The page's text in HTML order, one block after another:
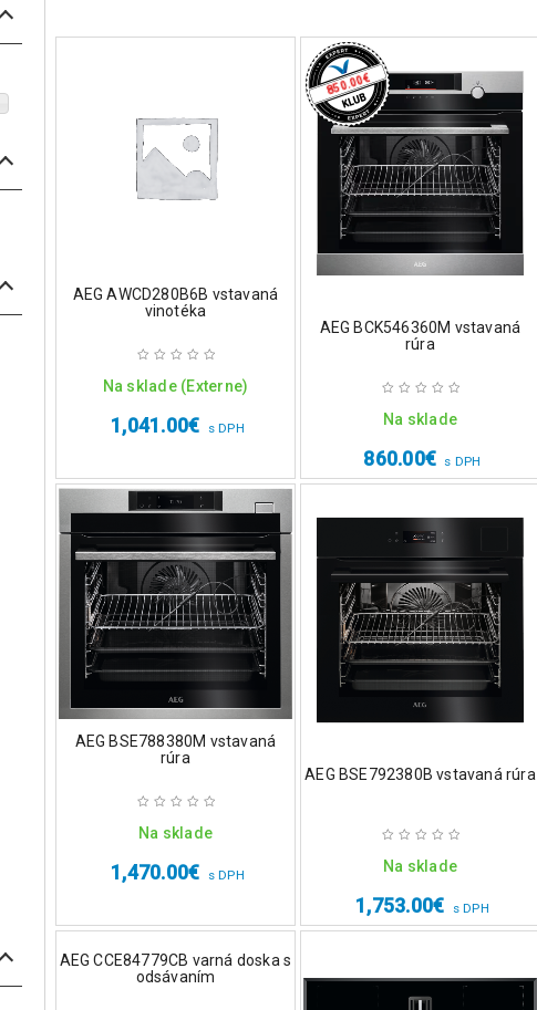
AEG AWCD280B6B vstavaná
vinotéka
Na sklade (Externe)
1,041.00€ s DPH
850.00€
AEG BCK546360M vstavaná
rúra
Na sklade
860.00€ s DPH
AEG BSE788380M vstavaná
rúra
Na sklade
1,470.00€ s DPH
AEG BSE792380B vstavaná rúra
Na sklade
1,753.00€ s DPH
AEG CCE84779CB varná doska s
odsávaním